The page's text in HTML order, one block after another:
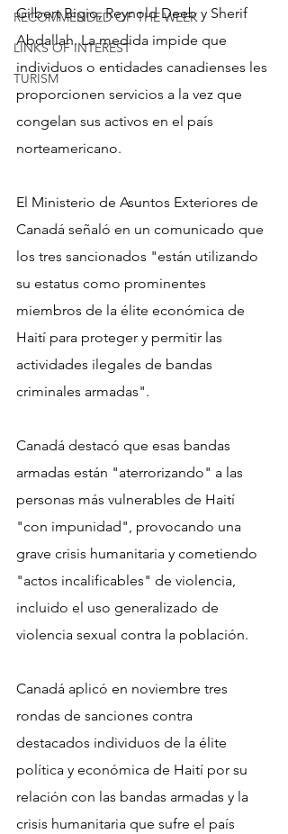
RECOMMENDED OF THE WEEK
LINKS OF INTEREST
TURISM
Gilbert Bigio, Reynold Deeb y Sherif
Abdallah. La medida impide que
individuos o entidades canadienses les
proporcionen servicios a la vez que
congelan sus activos en el país
norteamericano.
El Ministerio de Asuntos Exteriores de
Canadá señaló en un comunicado que
los tres sancionados "están utilizando
su estatus como prominentes
miembros de la élite económica de
Haití para proteger y permitir las
actividades ilegales de bandas
criminales armadas".
Canadá destacó que esas bandas
armadas están "aterrorizando" a las
personas más vulnerables de Haití
"con impunidad", provocando una
grave crisis humanitaria y cometiendo
"actos incalificables" de violencia,
incluido el uso generalizado de
violencia sexual contra la población.
Canadá aplicó en noviembre tres
rondas de sanciones contra
destacados individuos de la élite
política y económica de Haití por su
relación con las bandas armadas y la
crisis humanitaria que sufre el país